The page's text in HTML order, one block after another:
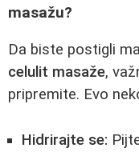
masažu?
Da biste postigli
celulit masaže,
pripremite. Evo
Hidrirajte se: